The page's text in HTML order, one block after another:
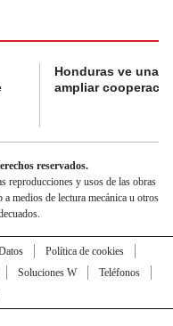
Honduras ve una
ampliar
reservados.
reproducciones y usos de las obras
medios de lectura mecánica u otros
Política de cookies
Soluciones W
Teléfonos